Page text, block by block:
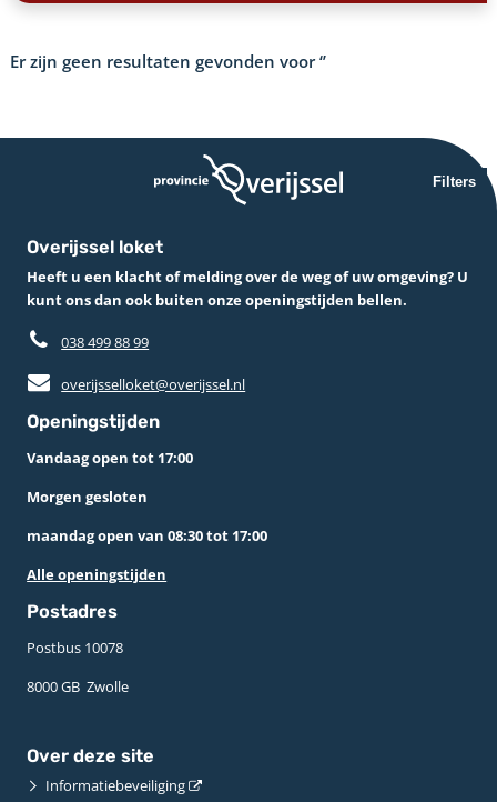
Er zijn geen resultaten gevonden voor‘’
Filters
Overijssel loket
Heeft u een klacht of melding over de weg of uw omgeving? U
kunt ons dan ook buiten onze openingstijden bellen.
038 499 88 99
overijsselloket@overijssel.nl
Openingstijden
Vandaag open tot 17:00
Morgen gesloten
maandag open van 08:30 tot 17:00
Alle openingstijden
Postadres
Postbus 10078 ­
8000 GB ­ Zwolle
Over deze site
Informatiebeveiliging